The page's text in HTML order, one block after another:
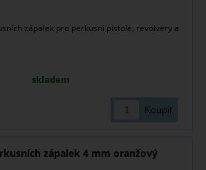
zápalek pro perkusní pistole, revolvery a
skladem
zápalek 4 mm oranžový